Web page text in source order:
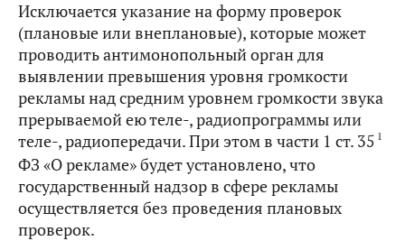
Исключается указание на форму проверок
(плановые или внеплановые), которые может
проводить антимонопольный орган для
выявлении превышения уровня громкости
рекламы над средним уровнем громкости звука
прерываемой ею теле-, радиопрограммы или
теле-, радиопередачи. При этом в части 1 ст. 35 1
ФЗ «О рекламе» будет установлено, что
государственный надзор в сфере рекламы
осуществляется без проведения плановых
проверок.